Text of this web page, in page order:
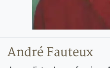
André Fauteux